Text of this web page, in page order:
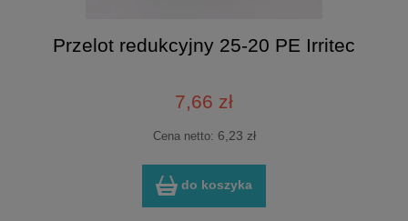
Przelot redukcyjny 25-20 PE Irritec
7,66 zł
Cena netto: 6,23 zł
do koszyka